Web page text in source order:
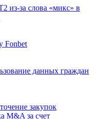
из-за слова «микс» в
Fonbet
данных граждан
закупок
M&A за счет